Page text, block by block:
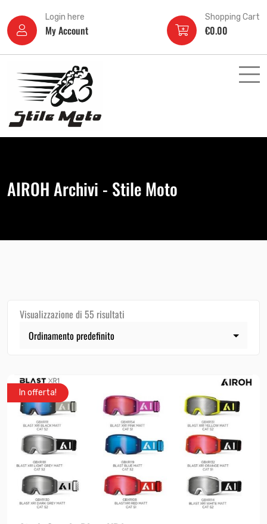
Login here
My Account
Shopping Cart
€0.00
AIROH Archivi - Stile Moto
Visualizzazione di 55 risultati
In offerta!